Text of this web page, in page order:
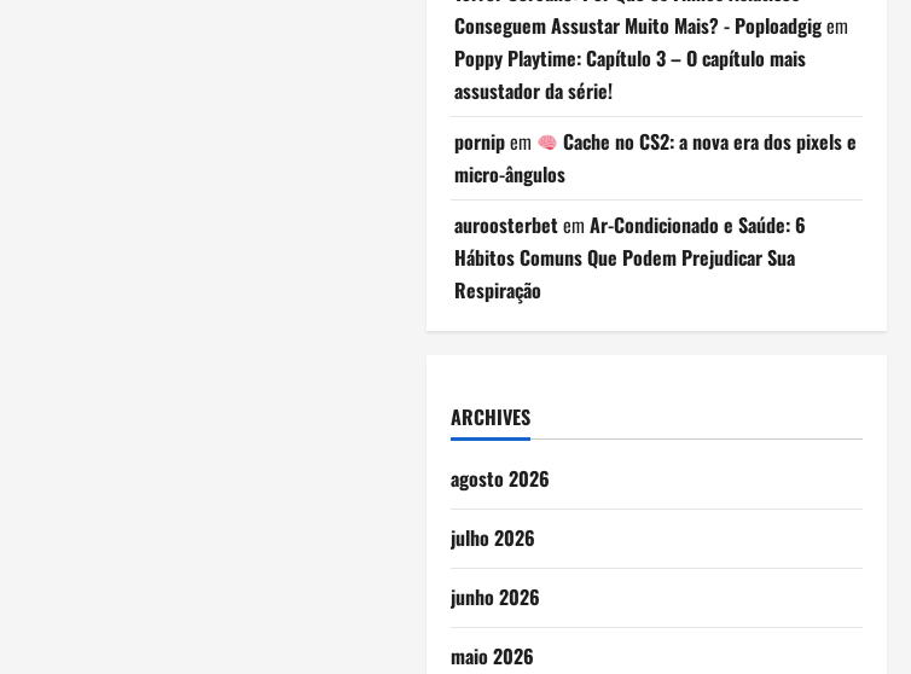
Conseguem Assustar Muito Mais? - Poploadgigem
Poppy Playtime: Capítulo 3 – O capítulo mais
assustador da série!
pornipem
Cache no CS2: a nova era dos pixels e
micro-ângulos
auroosterbetem Ar-Condicionado e Saúde: 6
Hábitos Comuns Que Podem Prejudicar Sua
Respiração
ARCHIVES
agosto 2026
julho 2026
junho 2026
maio 2026